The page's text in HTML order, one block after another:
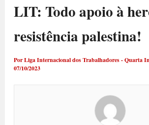
LIT: Todo apoio à
resistência palestina!
PorLiga Internacional dos Trabalhadores - Quarta
07/10/2023